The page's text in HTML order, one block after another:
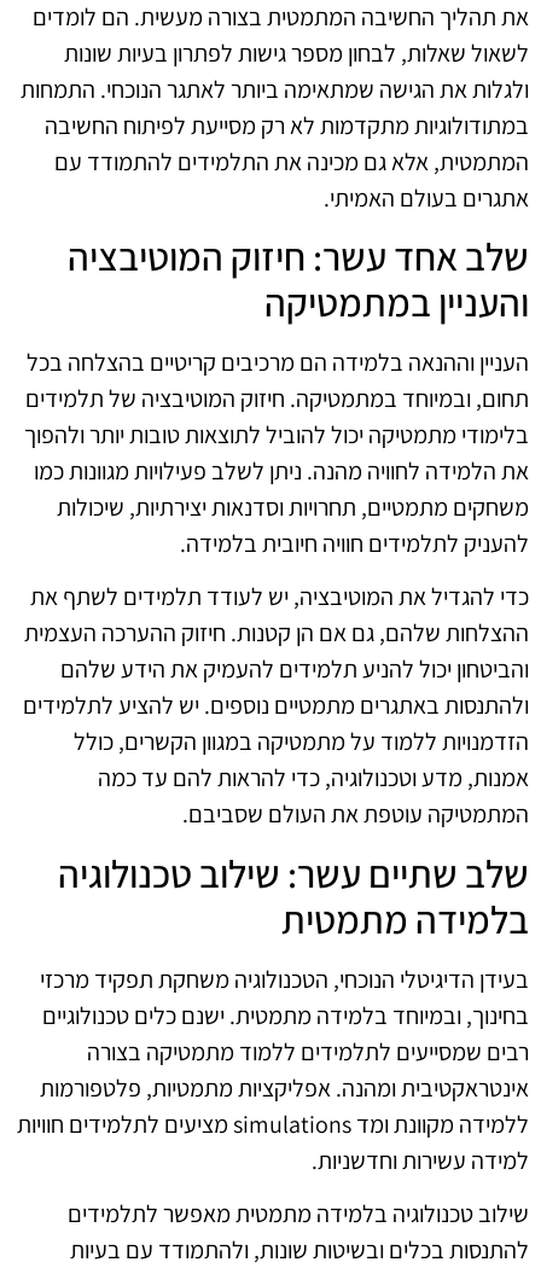
את תהליך החשיבה המתמטית בצורה מעשית. הם לומדים
לשאול שאלות, לבחון מספר גישות לפתרון בעיות שונות
ולגלות את הגישה שמתאימה ביותר לאתגר הנוכחי. התמחות
במתודולוגיות מתקדמות לא רק מסייעת לפיתוח החשיבה
המתמטית, אלא גם מכינה את התלמידים להתמודד עם
אתגרים בעולם האמיתי.
שלב אחד עשר: חיזוק המוטיבציה
והעניין במתמטיקה
העניין וההנאה בלמידה הם מרכיבים קריטיים בהצלחה בכל
תחום, ובמיוחד במתמטיקה. חיזוק המוטיבציה של תלמידים
בלימודי מתמטיקה יכול להוביל לתוצאות טובות יותר ולהפוך
את הלמידה לחוויה מהנה. ניתן לשלב פעילויות מגוונות כמו
משחקים מתמטיים, תחרויות וסדנאות יצירתיות, שיכולות
להעניק לתלמידים חוויה חיובית בלמידה.
כדי להגדיל את המוטיבציה, יש לעודד תלמידים לשתף את
ההצלחות שלהם, גם אם הן קטנות. חיזוק ההערכה העצמית
והביטחון יכול להניע תלמידים להעמיק את הידע שלהם
ולהתנסות באתגרים מתמטיים נוספים. יש להציע לתלמידים
הזדמנויות ללמוד על מתמטיקה במגוון הקשרים, כולל
אמנות, מדע וטכנולוגיה, כדי להראות להם עד כמה
המתמטיקה עוטפת את העולם שסביבם.
שלב שתיים עשר: שילוב טכנולוגיה
בלמידה מתמטית
בעידן הדיגיטלי הנוכחי, הטכנולוגיה משחקת תפקיד מרכזי
בחינוך, ובמיוחד בלמידה מתמטית. ישנם כלים טכנולוגיים
רבים שמסייעים לתלמידים ללמוד מתמטיקה בצורה
אינטראקטיבית ומהנה. אפליקציות מתמטיות, פלטפורמות
ללמידה מקוונת ומד simulations מציעים לתלמידים חוויות
למידה עשירות וחדשניות.
שילוב טכנולוגיה בלמידה מתמטית מאפשר לתלמידים
להתנסות בכלים ובשיטות שונות, ולהתמודד עם בעיות